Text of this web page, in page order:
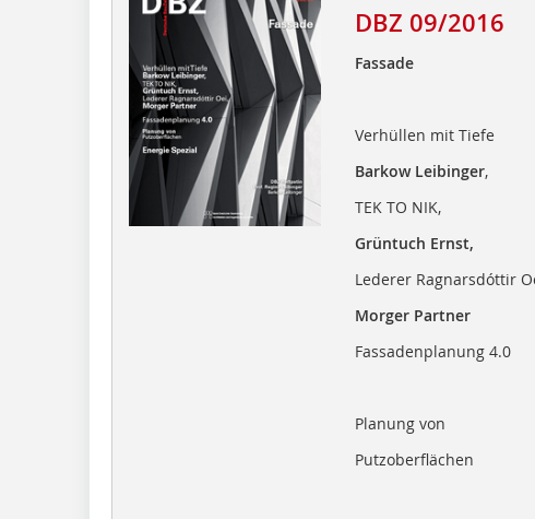
DBZ 09/2016
Fassade
Verhüllen mit Tiefe
Barkow Leibinger,
TEK TO NIK,
Grüntuch Ernst,
Lederer Ragnarsdóttir
Morger Partner
Fassadenplanung 4.0
Planung von
Putzoberflächen